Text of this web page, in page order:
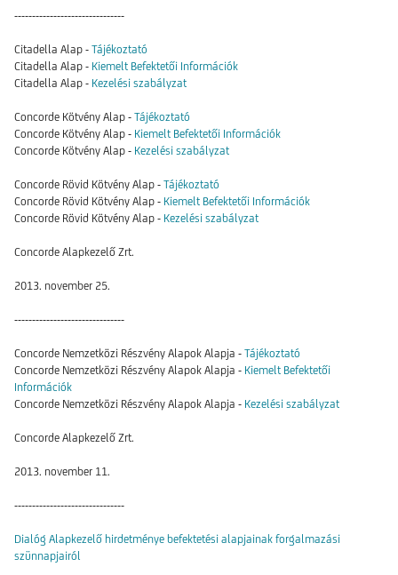
-------------------------------
Citadella Alap - Tájékoztató
Citadella Alap - Kiemelt Befektetői Információk
Citadella Alap - Kezelési szabályzat
Concorde Kötvény Alap - Tájékoztató
Concorde Kötvény Alap - Kiemelt Befektetői Információk
Concorde Kötvény Alap - Kezelési szabályzat
Concorde Rövid Kötvény Alap - Tájékoztató
Concorde Rövid Kötvény Alap - Kiemelt Befektetői Információk
Concorde Rövid Kötvény Alap - Kezelési szabályzat
Concorde Alapkezelő Zrt.
2013. november 25.
-------------------------------
Concorde Nemzetközi Részvény Alapok Alapja - Tájékoztató
Concorde Nemzetközi Részvény Alapok Alapja - Kiemelt Befektetői
Információk
Concorde Nemzetközi Részvény Alapok Alapja - Kezelési szabályzat
Concorde Alapkezelő Zrt.
2013. november 11.
-------------------------------
Dialóg Alapkezelő hirdetménye befektetési alapjainak forgalmazási
szünnapjairól